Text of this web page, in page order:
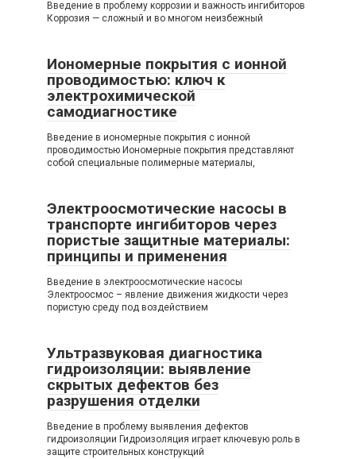
Введение в проблему коррозии и важность ингибиторов
Коррозия — сложный и во многом неизбежный
Иономерные покрытия с ионной
проводимостью: ключ к
электрохимической
самодиагностике
Введение в иономерные покрытия с ионной
проводимостью Иономерные покрытия представляют
собой специальные полимерные материалы,
Электроосмотические насосы в
транспорте ингибиторов через
пористые защитные материалы:
принципы и применения
Введение в электроосмотические насосы
Электроосмос – явление движения жидкости через
пористую среду под воздействием
Ультразвуковая диагностика
гидроизоляции: выявление
скрытых дефектов без
разрушения отделки
Введение в проблему выявления дефектов
гидроизоляции Гидроизоляция играет ключевую роль в
защите строительных конструкций